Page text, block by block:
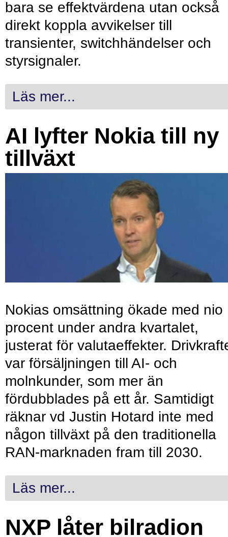
bara se effektvärdena utan också
direkt koppla avvikelser till
transienter, switchhändelser och
styrsignaler.
Läs mer...
AI lyfter Nokia till ny
tillväxt
Nokias omsättning ökade med nio
procent under andra kvartalet,
justerat för valutaeffekter.
var försäljningen till AI- och
molnkunder, som mer än
fördubblades på ett år. Samtidigt
räknar vd Justin Hotard inte med
någon tillväxt på den traditionella
RAN-marknaden fram till 2030.
Läs mer...
NXP låter bilradion